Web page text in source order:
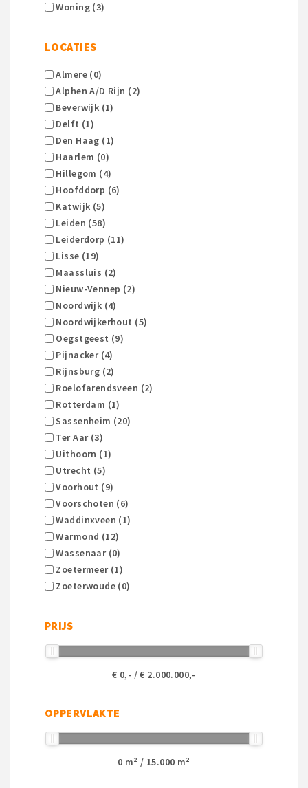
Woning (3)
LOCATIES
Almere (0)
Alphen A/d Rijn (2)
Beverwijk (1)
Delft (1)
Den Haag (1)
Haarlem (0)
Hillegom (4)
Hoofddorp (6)
Katwijk (5)
Leiden (58)
Leiderdorp (11)
Lisse (19)
Maassluis (2)
Nieuw-Vennep (2)
Noordwijk (4)
Noordwijkerhout (5)
Oegstgeest (9)
Pijnacker (4)
Rijnsburg (2)
Roelofarendsveen (2)
Rotterdam (1)
Sassenheim (20)
Ter Aar (3)
Uithoorn (1)
Utrecht (5)
Voorhout (9)
Voorschoten (6)
Waddinxveen (1)
Warmond (12)
Wassenaar (0)
Zoetermeer (1)
Zoeterwoude (0)
PRIJS
€ 0,- / € 2.000.000,-
OPPERVLAKTE
0 m² / 15.000 m²